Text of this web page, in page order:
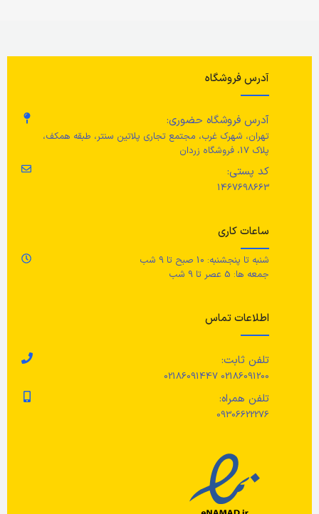
آدرس فروشگاه
آدرس فروشگاه حضوری:
تهران، شهرک غرب، مجتمع تجاری پلاتین سنتر، طبقه همکف،
پلاک 17، فروشگاه زردان
کد پستی:
1467698663
ساعات کاری
شنبه تا پنجشنبه: 10 صبح تا 9 شب
جمعه ها: 5 عصر تا 9 شب
اطلاعات تماس
تلفن ثابت:
02186091200 02186091447
تلفن همراه:
09306622276